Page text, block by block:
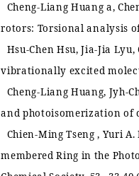
Cheng-Liang Huang a,
rotors: Torsional analysis
Hsu-Chen Hsu, Jia-Jia
vibrationally excited
Cheng-Liang Huang, Jyh-
and photoisomerization of
Chien-Ming Tseng , Yuri
membered Ring in the